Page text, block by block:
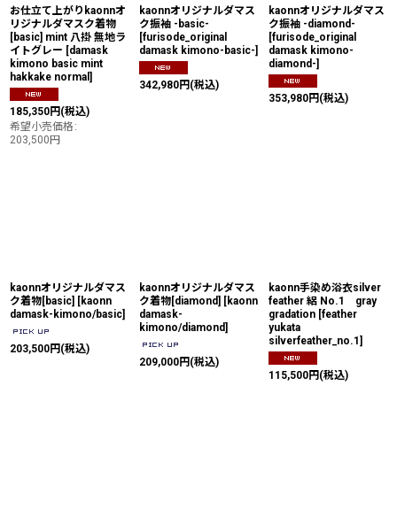
お仕立て上がりkaonnオ
リジナルダマスク着物
[basic] mint 八掛 無地ラ
イトグレー [damask
kimono basic mint
hakkake normal ]
185,350円 (税込)
希望小売価格 :
203,500円
kaonnオリジナルダマス
ク振袖 -basic-
[furisode_original
damask kimono-basic-]
342,980円 (税込)
kaonnオリジナルダマス
ク振袖 -diamond-
[furisode_original
damask kimono-
diamond-]
353,980円 (税込)
kaonnオリジナルダマス
ク着物[basic] [kaonn
damask-kimono/basic]
203,500円 (税込)
kaonnオリジナルダマス
ク着物[diamond] [kaonn
damask-
kimono/diamond]
209,000円 (税込)
kaonn手染め浴衣silver
feather 絽 No.1 gray
gradation [feather
yukata
silverfeather_no.1]
115,500円 (税込)